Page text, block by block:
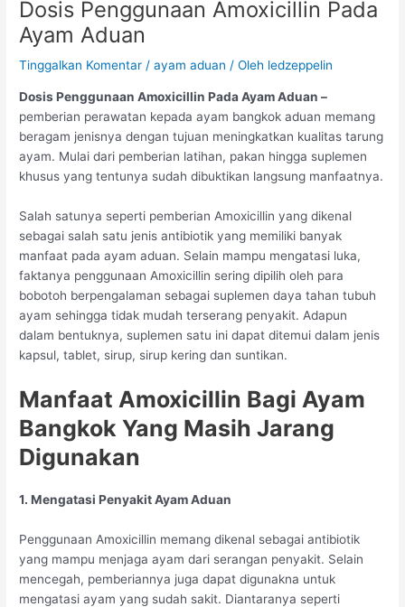
Dosis Penggunaan Amoxicillin Pada
Ayam Aduan
Tinggalkan Komentar /ayam aduan / Oleh ledzeppelin
Dosis Penggunaan Amoxicillin Pada Ayam Aduan –
pemberian perawatan kepada ayam bangkok aduan memang
beragam jenisnya dengan tujuan meningkatkan kualitas tarung
ayam. Mulai dari pemberian latihan, pakan hingga suplemen
khusus yang tentunya sudah dibuktikan langsung manfaatnya.
Salah satunya seperti pemberian Amoxicillin yang dikenal
sebagai salah satu jenis antibiotik yang memiliki banyak
manfaat pada ayam aduan. Selain mampu mengatasi luka,
faktanya penggunaan Amoxicillin sering dipilih oleh para
bobotoh berpengalaman sebagai suplemen daya tahan tubuh
ayam sehingga tidak mudah terserang penyakit. Adapun
dalam bentuknya, suplemen satu ini dapat ditemui dalam jenis
kapsul, tablet, sirup, sirup kering dan suntikan.
Manfaat Amoxicillin Bagi Ayam
Bangkok Yang Masih Jarang
Digunakan
1. Mengatasi Penyakit Ayam Aduan
Penggunaan Amoxicillin memang dikenal sebagai antibiotik
yang mampu menjaga ayam dari serangan penyakit. Selain
mencegah, pemberiannya juga dapat digunakna untuk
mengatasi ayam yang sudah sakit. Diantaranya seperti